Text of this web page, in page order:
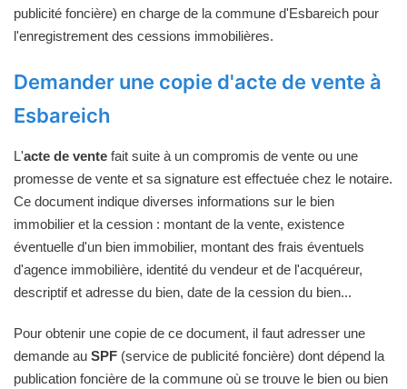
publicité foncière) en charge de la commune d'Esbareich pour
l'enregistrement des cessions immobilières.
Demander une copie d'acte de vente à
Esbareich
L'acte de vente fait suite à un compromis de vente ou une
promesse de vente et sa signature est effectuée chez le notaire.
Ce document indique diverses informations sur le bien
immobilier et la cession : montant de la vente, existence
éventuelle d'un bien immobilier, montant des frais éventuels
d'agence immobilière, identité du vendeur et de l'acquéreur,
descriptif et adresse du bien, date de la cession du bien...
Pour obtenir une copie de ce document, il faut adresser une
demande au SPF (service de publicité foncière) dont dépend la
publication foncière de la commune où se trouve le bien ou bien